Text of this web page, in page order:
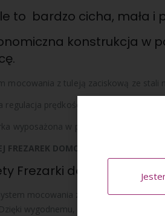
to bardzo cicha, mała i
konstrukcja w
mocowania z tuleją zaciskową ze stali
regulacja prędkości, od 4000 do 20 000
wyposażona w precyzyjny i
FREZAREK DOMOWYCH DO MANICURE
Frezarki do manicure
mocowania z tuleją zaciskową ze
Dzięki wygodnemu, ergonomicznemu